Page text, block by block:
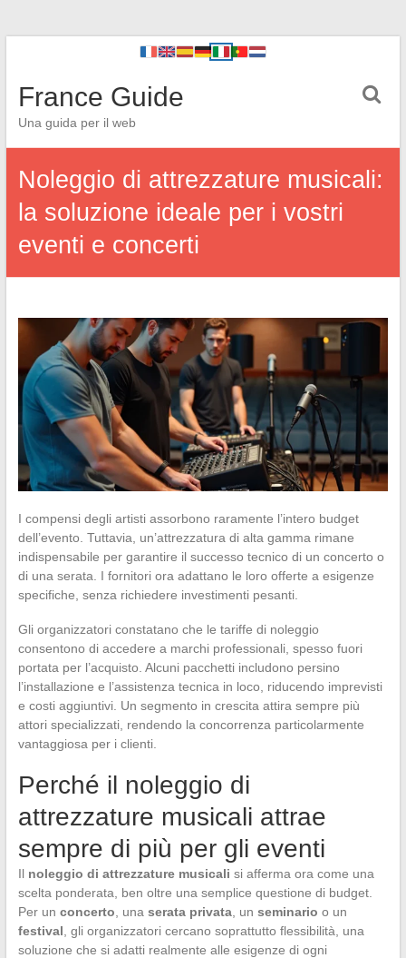
France Guide
Una guida per il web
Noleggio di attrezzature musicali:
la soluzione ideale per i vostri
eventi e concerti
I compensi degli artisti assorbono raramente l’intero budget
dell’evento. Tuttavia, un’attrezzatura di alta gamma rimane
indispensabile per garantire il successo tecnico di un concerto o
di una serata. I fornitori ora adattano le loro offerte a esigenze
specifiche, senza richiedere investimenti pesanti.
Gli organizzatori constatano che le tariffe di noleggio
consentono di accedere a marchi professionali, spesso fuori
portata per l’acquisto. Alcuni pacchetti includono persino
l’installazione e l’assistenza tecnica in loco, riducendo imprevisti
e costi aggiuntivi. Un segmento in crescita attira sempre più
attori specializzati, rendendo la concorrenza particolarmente
vantaggiosa per i clienti.
Perché il noleggio di
attrezzature musicali attrae
sempre di più per gli eventi
Il noleggio di attrezzature musicali si afferma ora come una
scelta ponderata, ben oltre una semplice questione di budget.
Per un concerto , una serata privata, un seminario o un
festival , gli organizzatori cercano soprattutto flessibilità, una
soluzione che si adatti realmente alle esigenze di ogni